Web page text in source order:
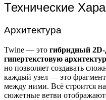
Технические
Архитектура
Twine — это гибридный
гипертекстовую
но позволяет создавать
каждый узел — это
между ними. Всё строится на
сюжетные ветви